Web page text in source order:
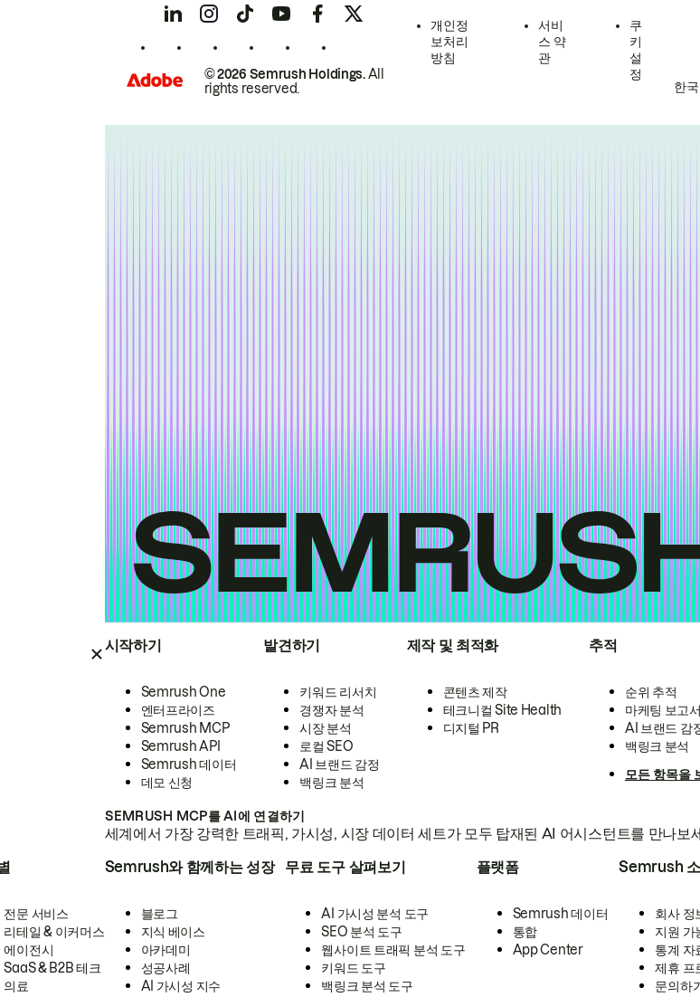
시작하기
Semrush One
엔터프라이즈
Semrush MCP
Semrush API
Semrush 데이터
데모 신청
발견하기
키워드 리서치
경쟁자 분석
시장 분석
로컬 SEO
AI 브랜드 감정
백링크 분석
제작 및 최적화
콘텐츠 제작
테크니컬 Site Health
디지털 PR
추적
순위 추적
마케팅 보고
AI 브랜드 감
백링크 분석
모든 항목을
SEMRUSH MCP를 AI에 연결하기
세계에서 가장 강력한 트래픽, 가시성, 시장 데이터 세트가 모두 탑재된 AI 어시스턴트를 만나보
전문 서비스
리테일 & 이커머스
에이전시
SaaS & B2B 테크
의료
Semrush와 함께하는 성장
블로그
지식 베이스
아카데미
성공사례
AI 가시성 지수
무료 도구 살펴보기
AI 가시성 분석 도구
SEO 분석 도구
웹사이트 트래픽 분석 도구
키워드 도구
백링크 분석 도구
플랫폼
Semrush 데이터
통합
App Center
Semrush
회사 정
지원 가
통계 자
제휴 프
문의하
© 2026 Semrush Holdings.All
rights reserved.
개인정
보처리
방침
서비
스 약
관
쿠
키
설
정
한